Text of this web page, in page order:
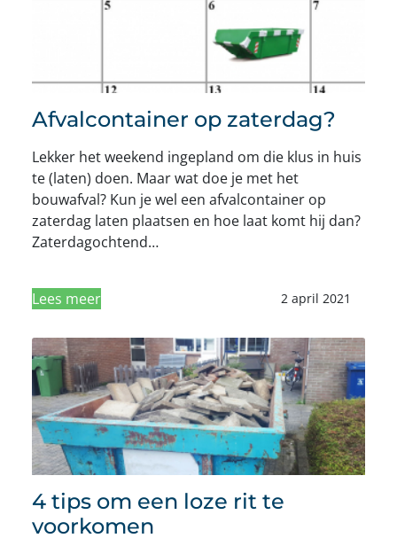
Afvalcontainer op zaterdag?
Lekker het weekend ingepland om die klus in huis
te (laten) doen. Maar wat doe je met het
bouwafval? Kun je wel een afvalcontainer op
zaterdag laten plaatsen en hoe laat komt hij dan?
Zaterdagochtend…
Lees meer 2 april 2021
4 tips om een loze rit te
voorkomen